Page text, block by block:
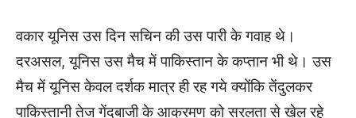
वकार यूनिस उस दिन सचिन की उस पारी के गवाह थे।
दरअसल, यूनिस उस मैच में पाकिस्तान के कप्तान भी थे। उस
मैच में यूनिस केवल दर्शक मात्र ही रह गये क्योंकि तेंदुलकर
पाकिस्तानी तेज गेंदबाजी के आक्रमण को सरलता से खेल रहे